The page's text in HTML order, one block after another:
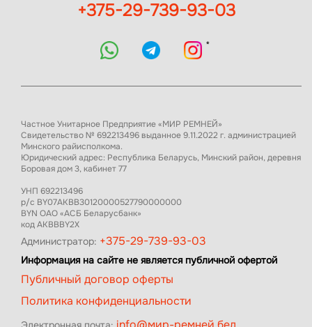
+375-29-739-93-03
*
Частное Унитарное Предприятие «МИР РЕМНЕЙ»
Свидетельство № 692213496 выданное 9.11.2022 г. администрацией
Минского райисполкома.
Юридический адрес: Республика Беларусь, Минский район, деревня
Боровая дом 3, кабинет 77
УНП 692213496
р/с BY07AKBB30120000527790000000
BYN ОАО «АСБ Беларусбанк»
код AKBBBY2X
Администратор: +375-29-739-93-03
Информация на сайте не является публичной офертой
Публичный договор оферты
Политика конфиденциальности